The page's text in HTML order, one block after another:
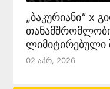
„ბაკურიანი“ x
ლიმიტირებული
02 Აპრ, 2026